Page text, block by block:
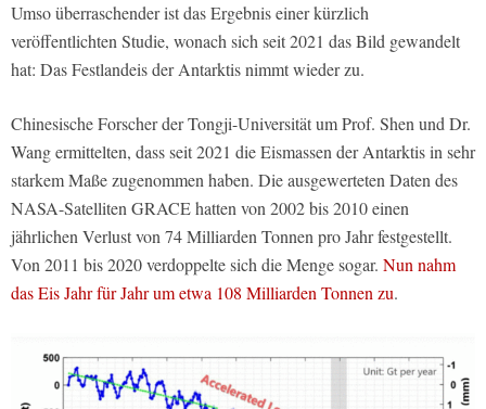
Umso überraschender ist das Ergebnis einer kürzlich
veröffentlichten Studie, wonach sich seit 2021 das Bild gewandelt
hat: Das Festlandeis der Antarktis nimmt wieder zu.
Chinesische Forscher der Tongji-Universität um Prof. Shen und Dr.
Wang ermittelten, dass seit 2021 die Eismassen der Antarktis in sehr
starkem Maße zugenommen haben. Die ausgewerteten Daten des
NASA-Satelliten GRACE hatten von 2002 bis 2010 einen
jährlichen Verlust von 74 Milliarden Tonnen pro Jahr festgestellt.
Von 2011 bis 2020 verdoppelte sich die Menge sogar. Nun nahm
das Eis Jahr für Jahr um etwa 108 Milliarden Tonnen zu.